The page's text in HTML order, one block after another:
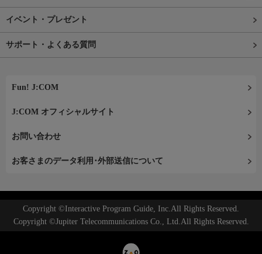
イベント・プレゼント
サポート・よくある質問
Fun! J:COM
J:COM オフィシャルサイト
お問い合わせ
お客さまのデータ利用･外部送信について
Copyright ©Interactive Program Guide, Inc.All Rights Reserved.
Copyright ©Jupiter Telecommunications Co., Ltd.All Rights Reserved.